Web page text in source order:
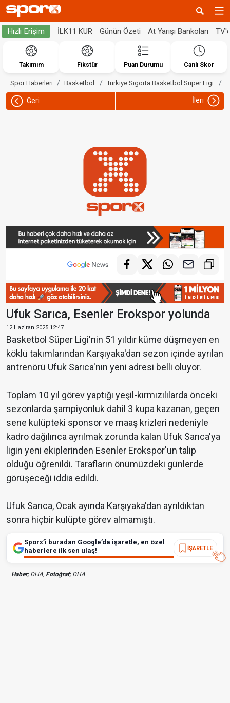
Hızlı Erişim İLK11 KUR Günün Özeti At Yarışı Bankoları
Takımım Fikstür Puan Durumu Canlı Skor
Spor Haberleri Basketbol Türkiye Sigorta Basketbol Süper Ligi
Geri İleri
Ufuk Sarıca, Esenler Erokspor yolunda
12 Haziran 2025 12:47
Basketbol Süper Ligi'nin 51 yıldır küme düşmeyen en
köklü takımlarından Karşıyaka'dan sezon içinde ayrılan
antrenörü Ufuk Sarıca'nın yeni adresi belli oluyor.
Toplam 10 yıl görev yaptığı yeşil-kırmızılılarda önceki
sezonlarda şampiyonluk dahil 3 kupa kazanan, geçen
sene kulüpteki sponsor ve maaş krizleri nedeniyle
kadro dağılınca ayrılmak zorunda kalan Ufuk Sarıca'ya
ligin yeni ekiplerinden Esenler Erokspor'un talip
olduğu öğrenildi. Tarafların önümüzdeki günlerde
görüşeceği iddia edildi.
Ufuk Sarıca, Ocak ayında Karşıyaka'dan ayrıldıktan
sonra hiçbir kulüpte görev almamıştı.
Sporx’i buradan Google’da işaretle, en özel
haberlere ilk sen ulaş!
İŞARETLE
Haber;DHA, Fotoğraf;DHA